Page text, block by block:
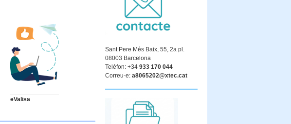
eValisa
Sant Pere Més Baix, 55, 2a pl.
08003 Barcelona
Telèfon: +34 933 170 044
Correu-e: a8065202@xtec.cat